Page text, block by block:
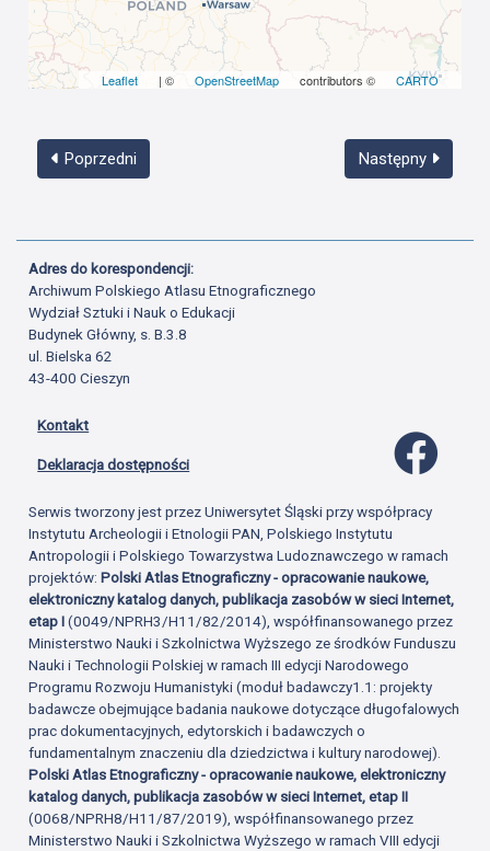
Leaflet | © OpenStreetMap contributors © CARTO
Poprzedni Następny
Adres do korespondencji:
Archiwum Polskiego Atlasu Etnograficznego
Wydział Sztuki i Nauk o Edukacji
Budynek Główny, s. B.3.8
ul. Bielska 62
43-400 Cieszyn
Kontakt
Deklaracja dostępności
Serwis tworzony jest przez Uniwersytet Śląski przy współpracy
Instytutu Archeologii i Etnologii PAN, Polskiego Instytutu
Antropologii i Polskiego Towarzystwa Ludoznawczego w ramach
projektów:Polski Atlas Etnograficzny - opracowanie naukowe,
elektroniczny katalog danych, publikacja zasobów w sieci Internet,
etap I(0049/NPRH3/H11/82/2014), współfinansowanego przez
Ministerstwo Nauki i Szkolnictwa Wyższego ze środków Funduszu
Nauki i Technologii Polskiej w ramach III edycji Narodowego
Programu Rozwoju Humanistyki (moduł badawczy1.1: projekty
badawcze obejmujące badania naukowe dotyczące długofalowych
prac dokumentacyjnych, edytorskich i badawczych o
fundamentalnym znaczeniu dla dziedzictwa i kultury narodowej).
Polski Atlas Etnograficzny - opracowanie naukowe, elektroniczny
katalog danych, publikacja zasobów w sieci Internet, etap II
(0068/NPRH8/H11/87/2019), współfinansowanego przez
Ministerstwo Nauki i Szkolnictwa Wyższego w ramach VIII edycji